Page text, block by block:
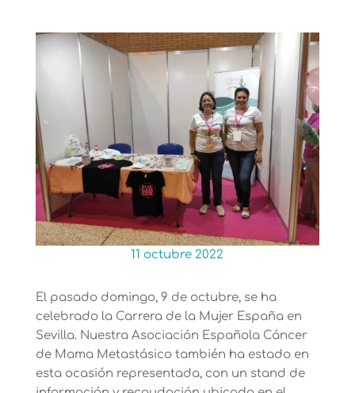
11 octubre 2022
El pasado domingo, 9 de octubre, se ha
celebrado la Carrera de la Mujer España en
Sevilla. Nuestra Asociación Española Cáncer
de Mama Metastásico también ha estado en
esta ocasión representada, con un stand de